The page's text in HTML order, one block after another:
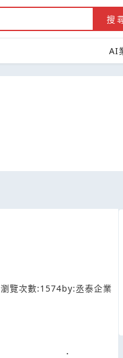
搜
AI
瀏覽次數:1574by:丞泰企業
奶粉。 .